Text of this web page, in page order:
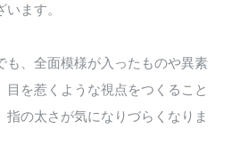
ます。
も、全面模様が入ったものや異素
目を惹くような視点をつくること
指の太さが気になりづらくなりま